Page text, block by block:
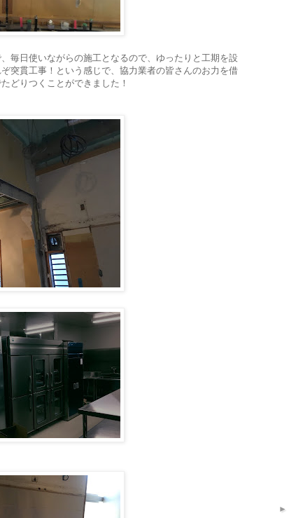
毎日使いながらの施工となるので、ゆったりと工期を設
突貫工事！という感じで、協力業者の皆さんのお力を借
どりつくことができました！
►